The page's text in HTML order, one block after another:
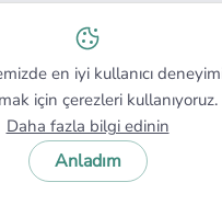
kapasitesinin dolu
anlarım?
deneme artışı, video
— güçlü RSSI
en iyi kullanıcı
için çerezleri kullanıyoruz.
Daha fazla bilgi edinin
Anladım